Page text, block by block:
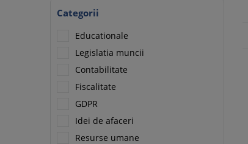
Categorii
Educationale
Legislatia muncii
Contabilitate
Fiscalitate
GDPR
Idei de afaceri
Resurse umane